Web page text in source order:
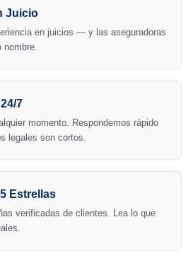
Juicio
en juicios — y las aseguradoras
nombre.
7
momento. Respondemos rápido
legales son cortos.
Estrellas
verificadas de clientes. Lea lo que